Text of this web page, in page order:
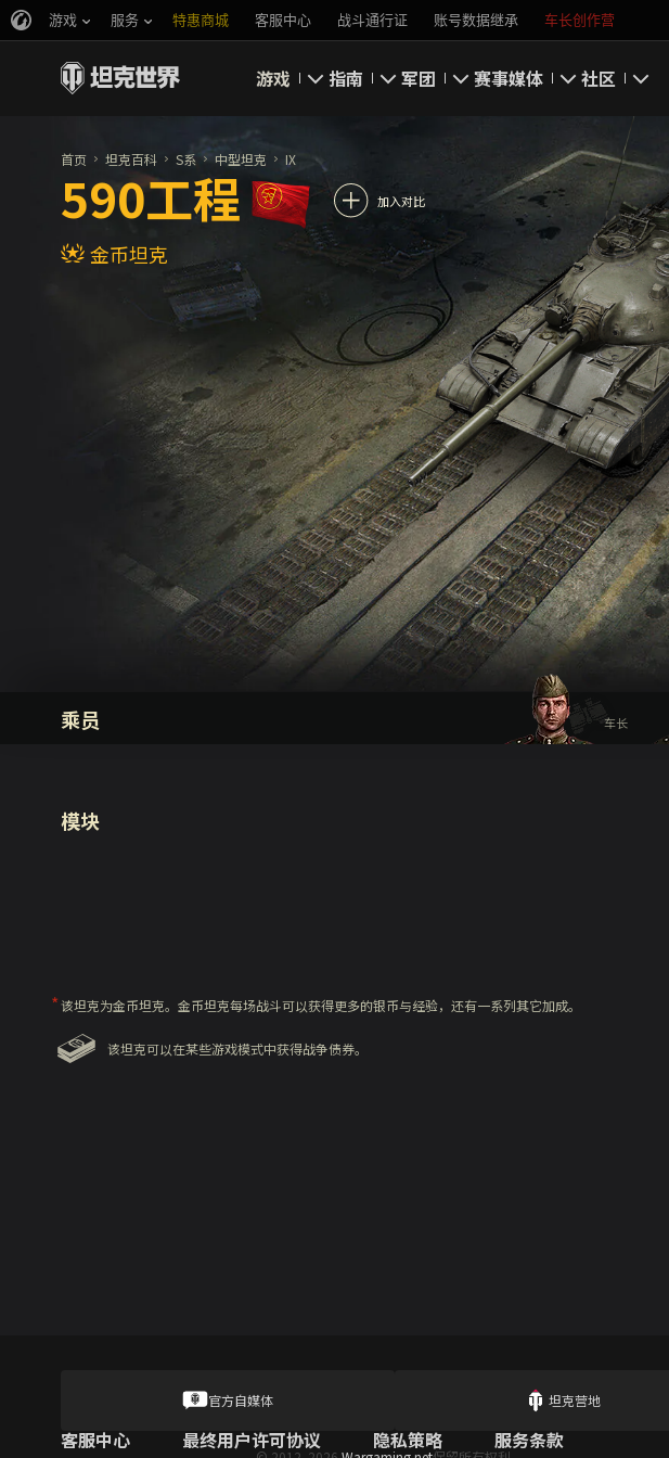
游戏 服务 特惠商城 客服中心 战斗通行证 账号数据继承 车长创作营
游戏
新闻
坦克百科
评级
指南
高级用户
完整指南
经济系统
游戏规则
军团
领土战
军团评级
赛事媒体
游戏壁纸
游戏音乐
你好，吾久
万圣节
《以战止战》
社区
我的资料
搜索玩家
官方自媒体
首页 坦克百科 S系 中型坦克 IX
590工程 加入对比
金币坦克
乘员 车长
模块
该坦克为金币坦克。金币坦克每场战斗可以获得更多的银币与经验，还有一系列其它加成。
该坦克可以在某些游戏模式中获得战争债券。
官方自媒体 坦克营地
客服中心 最终用户许可协议 隐私策略 服务条款